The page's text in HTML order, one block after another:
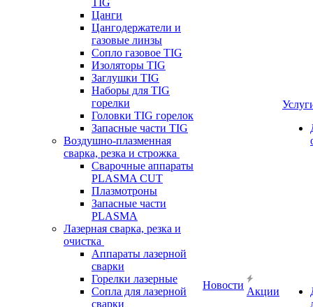
TIG
Цанги
Цангодержатели и
газовые линзы
Сопло газовое TIG
Изоляторы TIG
Заглушки TIG
Наборы для TIG
горелки
Головки TIG горелок
Запасные части TIG
Воздушно-плазменная
сварка, резка и строжка
Сварочные аппараты
PLASMA CUT
Плазмотроны
Запасные части
PLASMA
Лазерная сварка, резка и
очистка
Аппараты лазерной
сварки
Горелки лазерные
Сопла для лазерной
сварки
Новости
Акции